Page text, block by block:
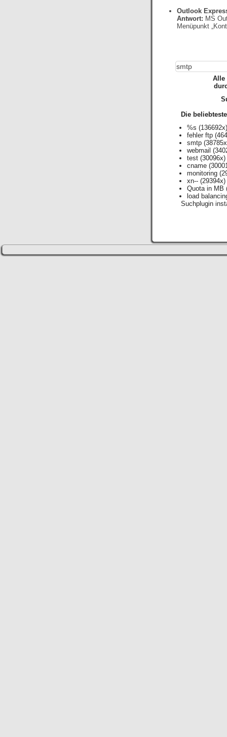
Outlook
Antwort: MS
Menüpunkt
Alle
Die
%s
fehler ftp
smtp
webmail
test (30096x)
cname
monitoring
xn-- (29394x)
Quota in MB
load
Suchplugin